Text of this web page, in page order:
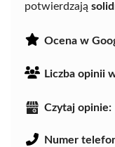
potwierdzają
Ocena w
Liczba opinii
Czytaj opinie:
Numer